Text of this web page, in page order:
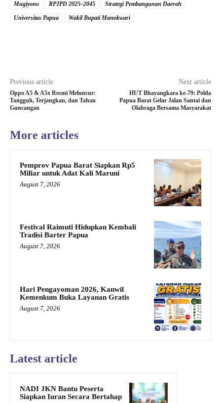
Mugiyono
RPJPD 2025–2045
Strategi Pembangunan Daerah
Universitas Papua
Wakil Bupati Manokwari
Previous article
Oppo A5 & A5x Resmi Meluncur:
Tangguh, Terjangkau, dan Tahan
Guncangan
Next article
HUT Bhayangkara ke-79: Polda
Papua Barat Gelar Jalan Santai dan
Olahraga Bersama Masyarakat
More articles
Pemprov Papua Barat Siapkan Rp5
Miliar untuk Adat Kali Maruni
August 7, 2026
Festival Raimuti Hidupkan Kembali
Tradisi Barter Papua
August 7, 2026
Hari Pengayoman 2026, Kanwil
Kemenkum Buka Layanan Gratis
August 7, 2026
Latest article
NADI JKN Bantu Peserta
Siapkan Iuran Secara Bertahap